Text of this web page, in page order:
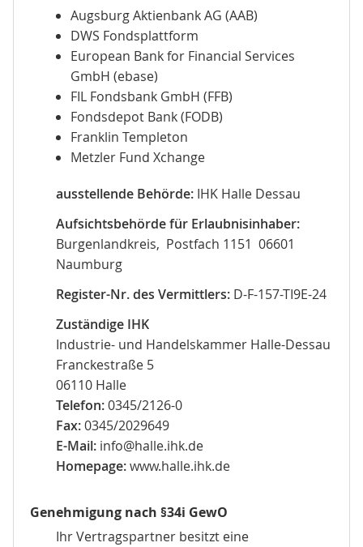
Augsburg Aktienbank AG (AAB)
DWS Fondsplattform
European Bank for Financial Services
GmbH (ebase)
FIL Fondsbank GmbH (FFB)
Fondsdepot Bank (FODB)
Franklin Templeton
Metzler Fund Xchange
ausstellende Behörde: IHK Halle Dessau
Aufsichtsbehörde für Erlaubnisinhaber:
Burgenlandkreis, Postfach 1151 06601
Naumburg
Register-Nr. des Vermittlers: D-F-157-TI9E-24
Zuständige IHK
Industrie- und Handelskammer Halle-Dessau
Franckestraße 5
06110 Halle
Telefon:0345/2126-0
Fax:0345/2029649
E-Mail: info@halle.ihk.de
Homepage:www.halle.ihk.de
Genehmigung nach §34i GewO
Ihr Vertragspartner besitzt eine